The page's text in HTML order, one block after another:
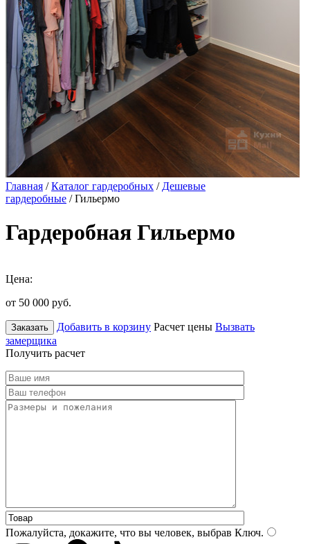
Главная /Каталог гардеробных / Дешевые
гардеробные / Гильермо
Гардеробная Гильермо
Цена:
от 50 000 руб.
Заказать Добавить в корзину Расчет цены Вызвать
замерщика
Получить расчет
Пожалуйста, докажите, что вы человек, выбрав Ключ.